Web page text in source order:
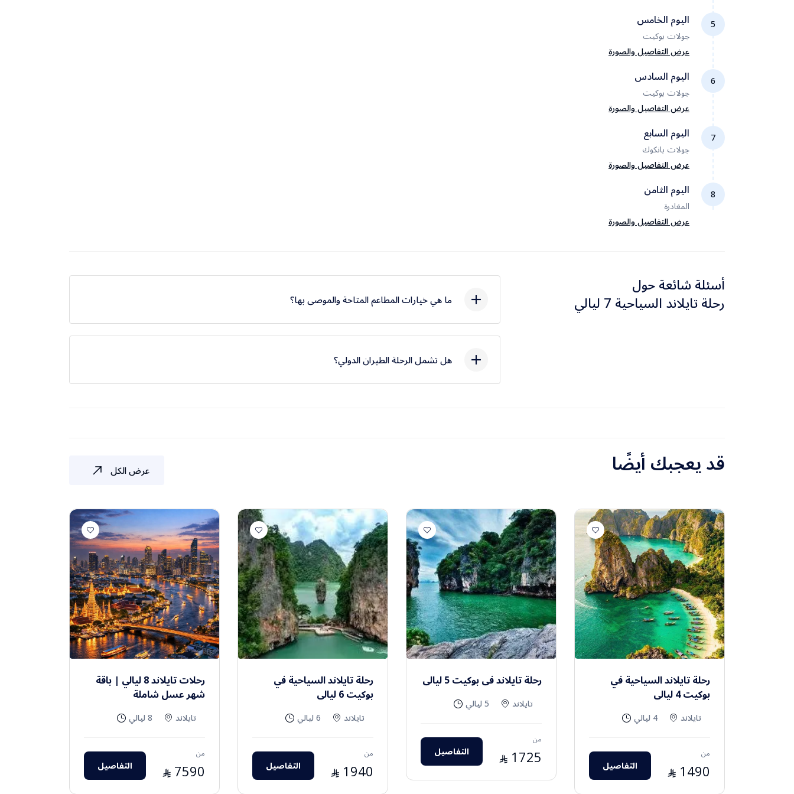
بانكوك.
بقية اليوم للاسترخاء، والمبيت في بوكيت.
بعد الإفطار، سنبدأ جولتنا بالاسترخاء على شاطئ
باتونج الحيوي، أو زيارة شاطئ كاتا أو شاطئ كارون. في
بأحد المطاعم المطلة على البحر، والمبيت في
بوكيت.
5 اليوم الخامس
جولات بوكيت
بعد الإفطار، رحلة بحرية إلى خليج بانناه، زيارة جزيرة
جيمس بوند، التجديف بقوارب الكاياك، وزيارة قرية
المساء، والمبيت في بوكيت.
عرض التفاصيل والصورة
6 اليوم السادس
جولات بوكيت
يوم مخصص بالكامل للاسترخاء والاستمتاع بالشواطئ
الساحرة التي لم تزرها بعد، أو ممارسة الأنشطة
عرض التفاصيل والصورة
7 اليوم السابع
جولات بانكوك
بعد الإفطار، تسجيل الخروج والتوجه لمطار بوكيت
للرحلة الداخلية إلى بانكوك. عند الوصول، السائق في
عرض التفاصيل والصورة
8 اليوم الثامن
المغادرة
عرض التفاصيل والصورة
أسئلة شائعة حول
رحلة تايلاند السياحية 7 ليالي
ما هي خيارات المطاعم المتاحة والموصى بها؟
هل تشمل الرحلة الطيران الدولي؟
قد يعجبك أيضًا عرض الكل
رحلة تايلاند السياحية في
بوكيت 4 ليالي
تايلاند 4 ليالي
من
1490
⃁ التفاصيل
رحلة تايلاند في بوكيت 5 ليالي
تايلاند 5 ليالي
من
1725
⃁ التفاصيل
رحلة تايلاند السياحية في
بوكيت 6 ليالي
تايلاند 6 ليالي
من
1940
⃁ التفاصيل
رحلات تايلاند 8 ليالي | باقة
شهر عسل شاملة
تايلاند 8 ليالي
من
7590
⃁ التفاصيل